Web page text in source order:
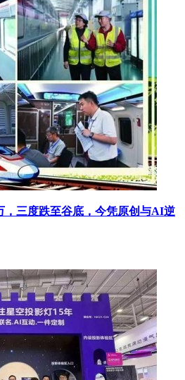
，三度跌至谷底，今凭原创与AI逆